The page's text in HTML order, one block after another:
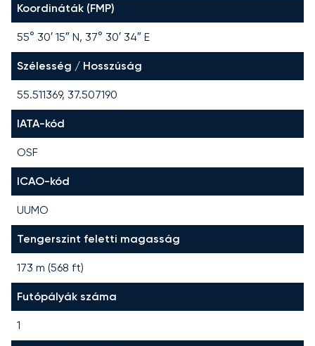
Koordináták (FMP)
55° 30′ 15″ N, 37° 30′ 34″ E
Szélesség / Hosszúság
55.511369, 37.507190
IATA-kód
OSF
ICAO-kód
UUMO
Tengerszint feletti magasság
173 m (568 ft)
Futópályák száma
1